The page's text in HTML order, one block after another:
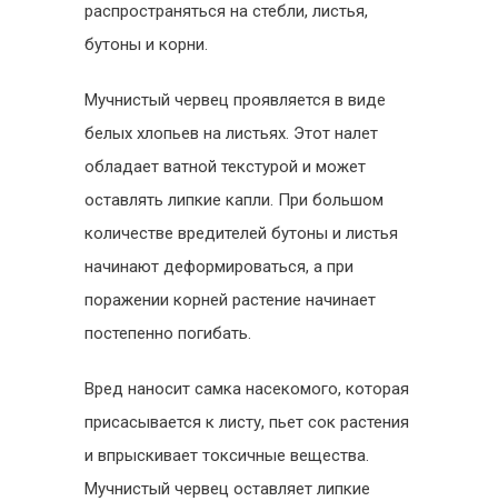
распространяться на стебли, листья,
бутоны и корни.
Мучнистый червец проявляется в виде
белых хлопьев на листьях. Этот налет
обладает ватной текстурой и может
оставлять липкие капли. При большом
количестве вредителей бутоны и листья
начинают деформироваться, а при
поражении корней растение начинает
постепенно погибать.
Вред наносит самка насекомого, которая
присасывается к листу, пьет сок растения
и впрыскивает токсичные вещества.
Мучнистый червец оставляет липкие